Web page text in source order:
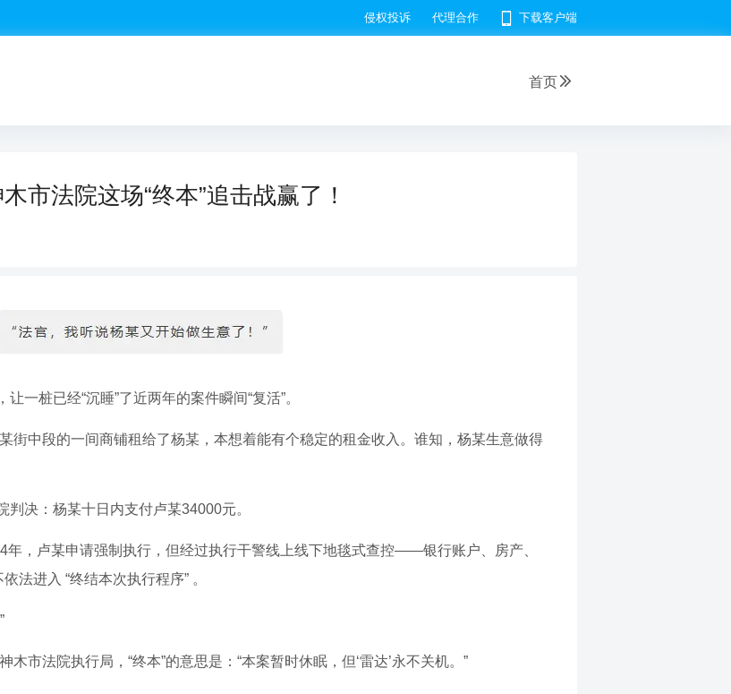
侵权投诉 代理合作 下载客户端
首页
市法院这场“终本”追击战赢了！
一桩已经“沉睡”了近两年的案件瞬间“复活”。
街中段的一间商铺租给了杨某，本想着能有个稳定的租金收入。谁知，杨某生意做得
决：杨某十日内支付卢某34000元。
年，卢某申请强制执行，但经过执行干警线上线下地毯式查控——银行账户、房产、
法进入 “终结本次执行程序” 。
木市法院执行局，“终本”的意思是：“本案暂时休眠，但‘雷达’永不关机。”